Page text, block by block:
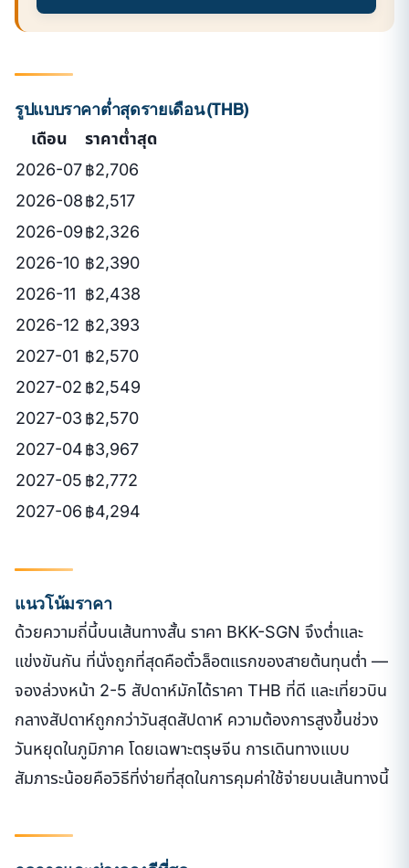
รูปแบบราคาต่ำสุดรายเดือน (THB)
เดือน
ราคาต่ำสุด
2026-07฿2,706
2026-08฿2,517
2026-09฿2,326
2026-10 ฿2,390
2026-11 ฿2,438
2026-12 ฿2,393
2027-01 ฿2,570
2027-02 ฿2,549
2027-03 ฿2,570
2027-04฿3,967
2027-05 ฿2,772
2027-06 ฿4,294
แนวโน้มราคา
ด้วยความถี่นี้บนเส้นทางสั้น ราคา BKK-SGN จึงต่ำและ
แข่งขันกัน ที่นั่งถูกที่สุดคือตั๋วล็อตแรกของสายต้นทุนต่ำ —
จองล่วงหน้า 2-5 สัปดาห์มักได้ราคา THB ที่ดี และเที่ยวบิน
กลางสัปดาห์ถูกกว่าวันสุดสัปดาห์ ความต้องการสูงขึ้นช่วง
วันหยุดในภูมิภาค โดยเฉพาะตรุษจีน การเดินทางแบบ
สัมภาระน้อยคือวิธีที่ง่ายที่สุดในการคุมค่าใช้จ่ายบนเส้นทางนี้